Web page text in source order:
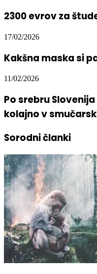
2300 evrov za
17/02/2026
Kakšna maska si
11/02/2026
Po srebru
kolajno v
Sorodni članki